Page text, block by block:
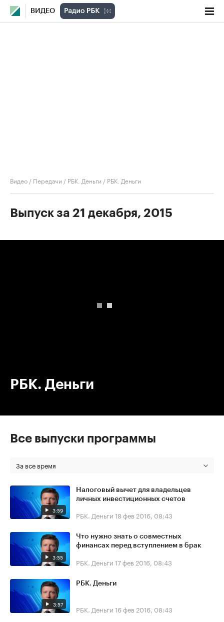
ВИДЕО
Видео / Передачи / РБК. Деньги / РБК. Деньги
Выпуск за 21 декабря, 2015
РБК. Деньги
Все выпуски программы
За все время
3:59
Налоговый вычет для владельцев
личных инвестиционных счетов
РБК. Деньги 18 фев 2016, 08:43
3:55
Что нужно знать о совместных
финансах перед вступлением в брак
РБК. Деньги 17 фев 2016, 08:43
3:57
РБК. Деньги
РБК. Деньги 16 фев 2016, 08:43